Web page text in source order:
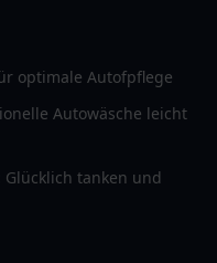
optimale Autofpflege
Autowäsche leicht
Glücklich tanken und